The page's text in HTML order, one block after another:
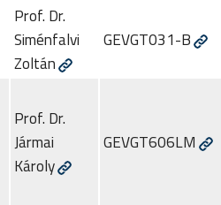
Prof. Dr.
Siménfalvi
Zoltán
GEVGT031-B
Prof. Dr.
Jármai
Károly
GEVGT606LM